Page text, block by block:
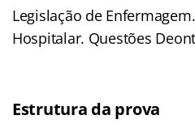
Legislação de
Hospitalar. Questões
Estrutura da prova